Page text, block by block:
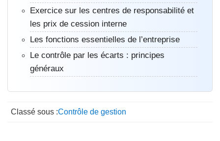
Exercice sur les centres de responsabilité et
les prix de cession interne
Les fonctions essentielles de l’entreprise
Le contrôle par les écarts : principes
généraux
Classé sous :Contrôle de gestion